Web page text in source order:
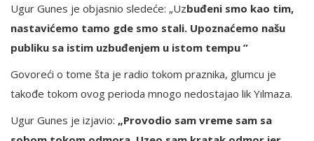
Ugur Gunes je objasnio sledeće: „Uzbuđeni smo kao tim,
nastavićemo tamo gde smo stali. Upoznaćemo našu
publiku sa istim uzbuđenjem u istom tempu ”
Govoreći o tome šta je radio tokom praznika, glumcu je
takođe tokom ovog perioda mnogo nedostajao lik Yılmaza.
Ugur Gunes je izjavio: „Provodio sam vreme sam sa